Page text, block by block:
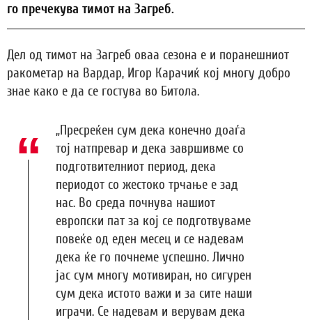
го пречекува тимот на Загреб.
Дел од тимот на Загреб оваа сезона е и поранешниот
ракометар на Вардар, Игор Карачиќ кој многу добро
знае како е да се гостува во Битола.
„Пресреќен сум дека конечно доаѓа
тој натпревар и дека завршивме со
подготвителниот период, дека
периодот со жестоко трчање е зад
нас. Во среда почнува нашиот
европски пат за кој се подготвуваме
повеќе од еден месец и се надевам
дека ќе го почнеме успешно. Лично
јас сум многу мотивиран, но сигурен
сум дека истото важи и за сите наши
играчи. Се надевам и верувам дека